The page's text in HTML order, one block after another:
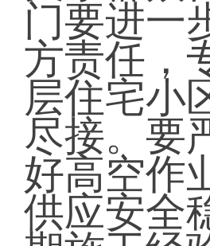
门要进一
方责任，
层住宅小
尽接。要
好高空作
供应安全